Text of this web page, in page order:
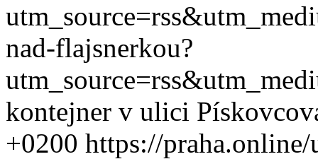
nad-flajsnerkou?
kontejner v ulici
+0200 https://